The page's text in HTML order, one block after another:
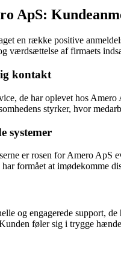
ApS:
en række positive
værdsættelse af firmaets
kontakt
de har oplevet hos
styrker, hvor
systemer
er rosen for Amero
formået at imødekomme
og engagerede support,
føler sig i trygge